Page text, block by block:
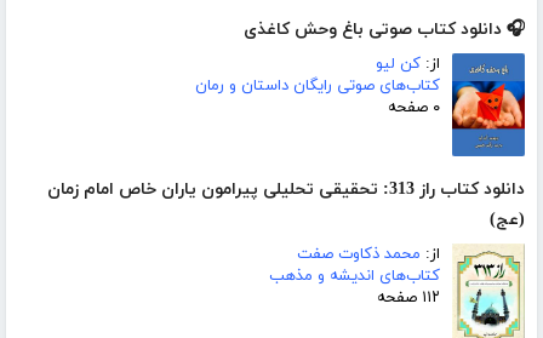
🎧 دانلود کتاب صوتی باغ وحش کاغذی
از: کن لیو
کتاب‌های صوتی رایگان داستان و رمان
۰ صفحه
دانلود کتاب راز 313: تحقیقی تحلیلی پیرامون یاران خاص امام زمان
(عج)
از: محمد ذکاوت صفت
کتاب‌های اندیشه و مذهب
۱۱۲ صفحه